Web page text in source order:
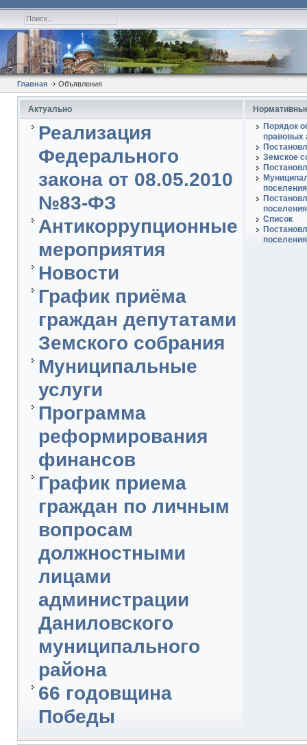
Главная Объявления
Актуально
Реализация
Федерального
закона от 08.05.2010
№83-ФЗ
Антикоррупционные
мероприятия
Новости
График приёма
граждан депутатами
Земского собрания
Муниципальные
услуги
Программа
реформирования
финансов
График приема
граждан по личным
вопросам
должностными
лицами
администрации
Даниловского
муниципального
района
66 годовщина
Победы
Порядок
правовых
Земское
поселения
поселения
Список
поселения